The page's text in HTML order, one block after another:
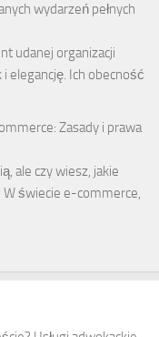
wydarzeń pełnych
udanej organizacji
elegancję. Ich obecność
Zasady i prawa
ale czy wiesz, jakie
W świecie e-commerce,